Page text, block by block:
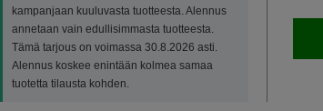
kampanjaan kuuluvasta tuotteesta. Alennus
annetaan vain edullisimmasta tuotteesta.
Tämä tarjous on voimassa 30.8.2026 asti.
Alennus koskee enintään kolmea samaa
tuotetta tilausta kohden.